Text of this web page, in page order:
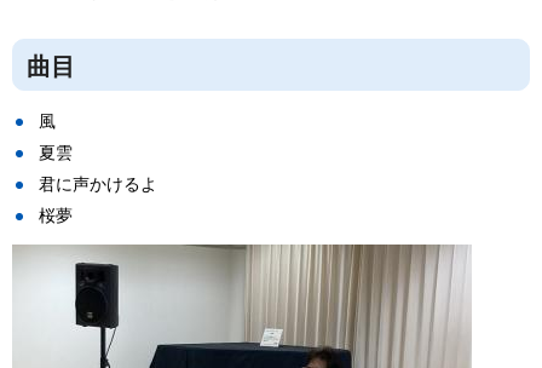
曲目
風
夏雲
君に声かけるよ
桜夢